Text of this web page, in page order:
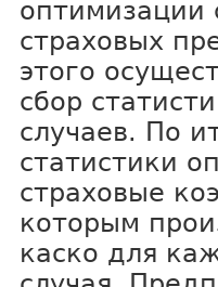
оптимизации
страховых
этого
сбор
случаев. По
статистики
страховые
которым
каско для